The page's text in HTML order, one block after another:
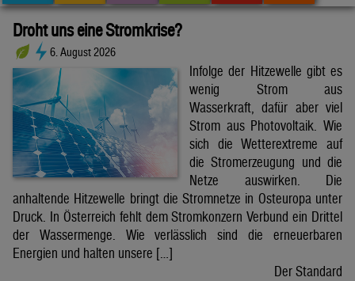
Droht uns eine Stromkrise?
6. August 2026
Infolge der Hitzewelle gibt es
wenig Strom aus
Wasserkraft, dafür aber viel
Strom aus Photovoltaik. Wie
sich die Wetterextreme auf
die Stromerzeugung und die
Netze auswirken. Die
anhaltende Hitzewelle bringt die Stromnetze in Osteuropa unter
Druck. In Österreich fehlt dem Stromkonzern Verbund ein Drittel
der Wassermenge. Wie verlässlich sind die erneuerbaren
Energien und halten unsere […]
Der Standard